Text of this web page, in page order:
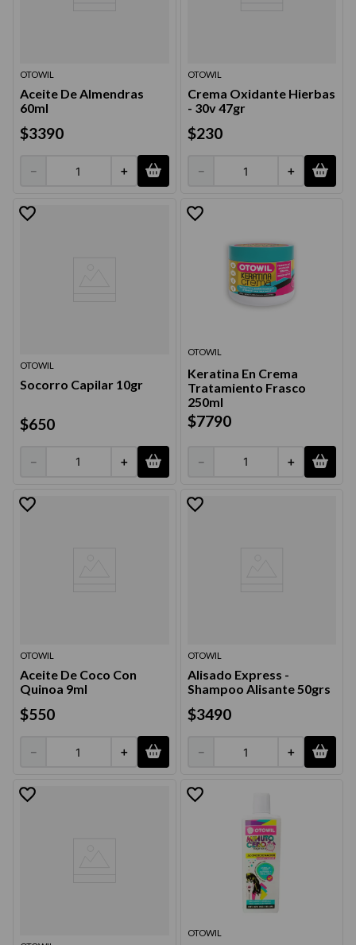
OTOWIL
Aceite De Almendras
60ml
$3390
＋
－
OTOWIL
Crema Oxidante Hierbas
- 30v 47gr
$230
＋
－
OTOWIL
Socorro Capilar 10gr
$650
＋
－
OTOWIL
Keratina En Crema
Tratamiento Frasco
250ml
$7790
＋
－
OTOWIL
Aceite De Coco Con
Quinoa 9ml
$550
＋
－
OTOWIL
Alisado Express -
Shampoo Alisante 50grs
$3490
＋
－
OTOWIL